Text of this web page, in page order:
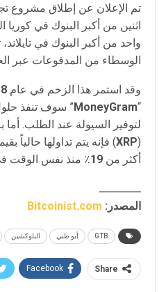
تم الإعلان عن إطلاق مشروع
اثنين من أكبر البنوك في كوريا
واحد من أكبر البنوك في
الوسطاء من المدفوعات عبر
وقد استمر هذا الزخم في عام
“
MoneyGram” سوف تنفذ
لتوفير السيولة عند الطلب. أما
(
XRP) فإنه يتم تداولها حالياً
أكثر من 19٪ منذ نفس الوقت
ــــــــــــ
المصدر: Bitcoinist.com
GTB أبو ظبي البلوكشين
Share
Facebook